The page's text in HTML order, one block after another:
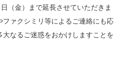
（金）まで延長させていただきま
ァクシミリ等によるご連絡にも応
大なるご迷惑をおかけしますことを